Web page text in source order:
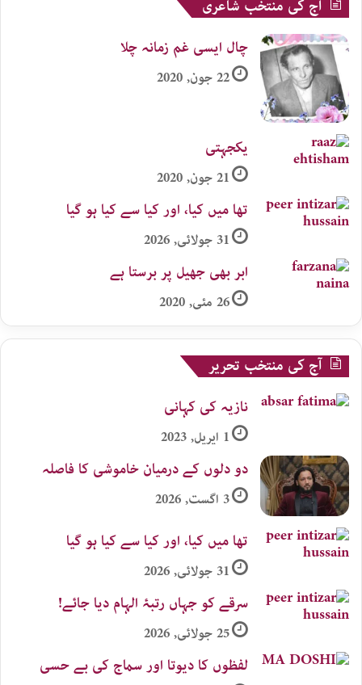
آج کی منتخب شاعری
چال ایسی غم زمانہ چلا
22 جون, 2020
یکجہتی
21 جون, 2020
تھا میں کیا، اور کیا سے کیا ہو گیا
31 جولائی, 2026
ابر بھی جھیل پر برستا ہے
26 مئی, 2020
آج کی منتخب تحریر
نازیہ کی کہانی
1 اپریل, 2023
دو دلوں کے درمیان خاموشی کا فاصلہ
3 اگست, 2026
تھا میں کیا، اور کیا سے کیا ہو گیا
31 جولائی, 2026
سرقے کو جہاں رتبۂ الہام دیا جائے!
25 جولائی, 2026
لفظوں کا دیوتا اور سماج کی بے حسی